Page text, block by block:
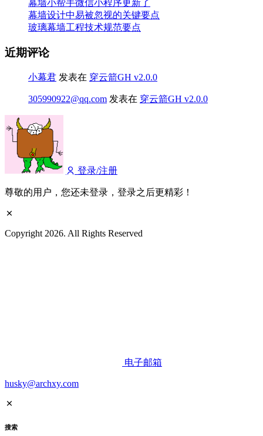
幕墙小帮手微信小程序更新了
幕墙设计中易被忽视的关键要点
玻璃幕墙工程技术规范要点
近期评论
小幕君 发表在 穿云箭GH v2.0.0
305990922@qq.com 发表在 穿云箭GH v2.0.0
登录/注册
尊敬的用户，您还未登录，登录之后更精彩！
Copyright 2026. All Rights Reserved
电子邮箱
husky@archxy.com
搜索